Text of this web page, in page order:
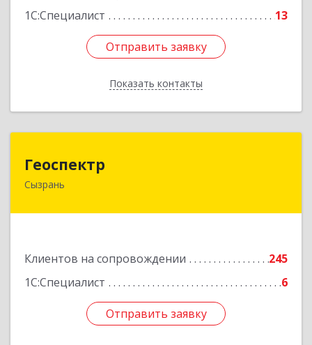
1С:Специалист
13
Отправить заявку
Показать контакты
Отправить заявку
Назад
Геоспектр
Сызрань
Клиентов на сопровождении
245
1С:Специалист
6
Отправить заявку
446001, Самарская обл, Сызрань г, Кирова ул,
Отправить заявку